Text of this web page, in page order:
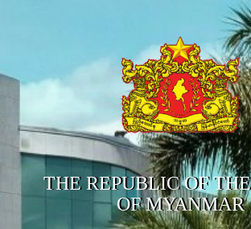
THE REPUBLIC OF
OF MYANMAR